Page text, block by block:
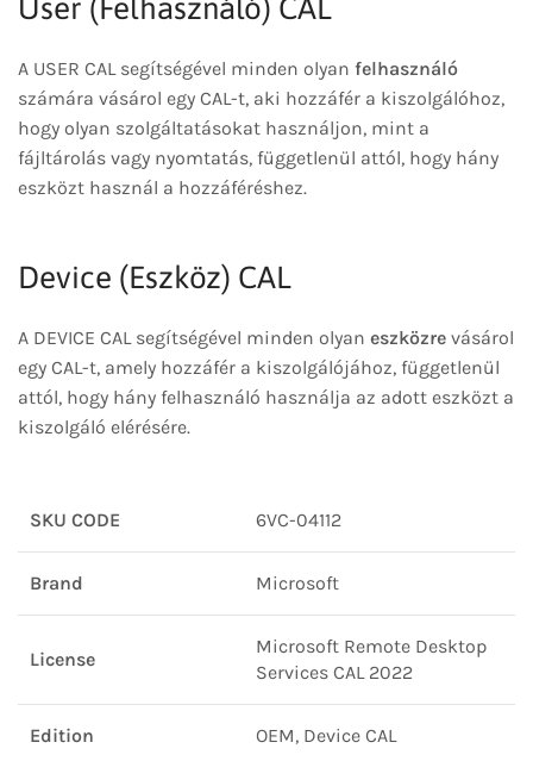
User (Felhasználó) CAL
A USER CAL segítségével minden olyan felhasználó
számára vásárol egy CAL-t, aki hozzáfér a kiszolgálóhoz,
hogy olyan szolgáltatásokat használjon, mint a
fájltárolás vagy nyomtatás, függetlenül attól, hogy hány
eszközt használ a hozzáféréshez.
Device (Eszköz) CAL
A DEVICE CAL segítségével minden olyan eszközre vásárol
egy CAL-t, amely hozzáfér a kiszolgálójához, függetlenül
attól, hogy hány felhasználó használja az adott eszközt a
kiszolgáló elérésére.
SKU CODE 6VC-04112
Brand Microsoft
License
Microsoft Remote Desktop
Services CAL 2022
Edition OEM, Device CAL